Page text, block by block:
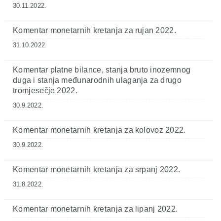
30.11.2022.
Komentar monetarnih kretanja za rujan 2022.
31.10.2022.
Komentar platne bilance, stanja bruto inozemnog
duga i stanja međunarodnih ulaganja za drugo
tromjesečje 2022.
30.9.2022.
Komentar monetarnih kretanja za kolovoz 2022.
30.9.2022.
Komentar monetarnih kretanja za srpanj 2022.
31.8.2022.
Komentar monetarnih kretanja za lipanj 2022.